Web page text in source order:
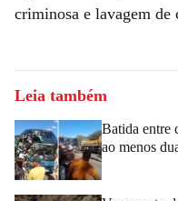
criminosa e lavagem de
Leia também
Batida entre
ao menos